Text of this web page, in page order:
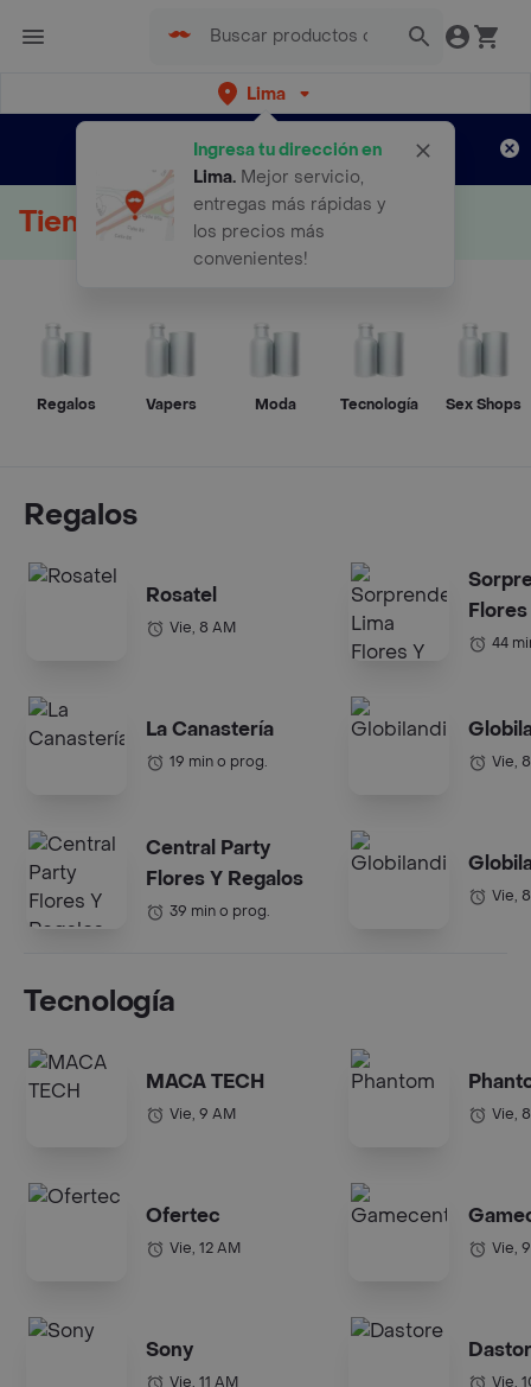
Lima
Ingresa tu dirección en
Lima. Mejor servicio,
entregas más rápidas y
los precios más
convenientes!
envíos gratis por semanas
Aplican TyC
Tienda Online
Regalos Vapers Moda Tecnología Sex Shops
Regalos
Rosatel
Vie, 8 AM
La Canastería
19 min o prog.
Central Party
Flores Y Regalos
39 min o prog.
44
Vie,
Vie,
Tecnología
MACA TECH
Vie, 9 AM
Ofertec
Vie, 12 AM
Sony
Vie, 11 AM
Vie,
Vie,
Vie,